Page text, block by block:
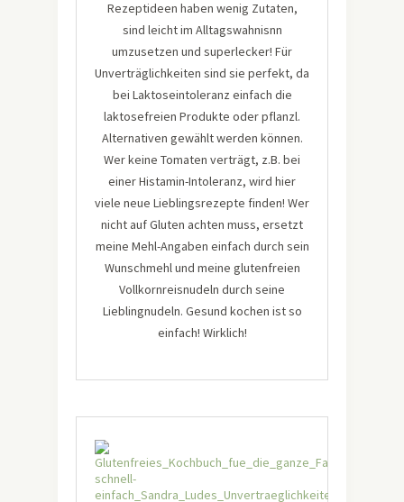
Rezeptideen haben wenig Zutaten,
sind leicht im Alltagswahnisnn
umzusetzen und superlecker! Für
Unverträglichkeiten sind sie perfekt, da
bei Laktoseintoleranz einfach die
laktosefreien Produkte oder pflanzl.
Alternativen gewählt werden können.
Wer keine Tomaten verträgt, z.B. bei
einer Histamin-Intoleranz, wird hier
viele neue Lieblingsrezepte finden! Wer
nicht auf Gluten achten muss, ersetzt
meine Mehl-Angaben einfach durch sein
Wunschmehl und meine glutenfreien
Vollkornreisnudeln durch seine
Lieblingnudeln. Gesund kochen ist so
einfach! Wirklich!